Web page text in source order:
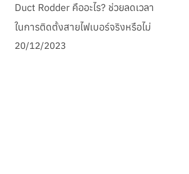
Duct Rodder คืออะไร? ช่วยลดเวลา
ในการติดตั้งสายไฟเบอร์จริงหรือไม่
20/12/2023